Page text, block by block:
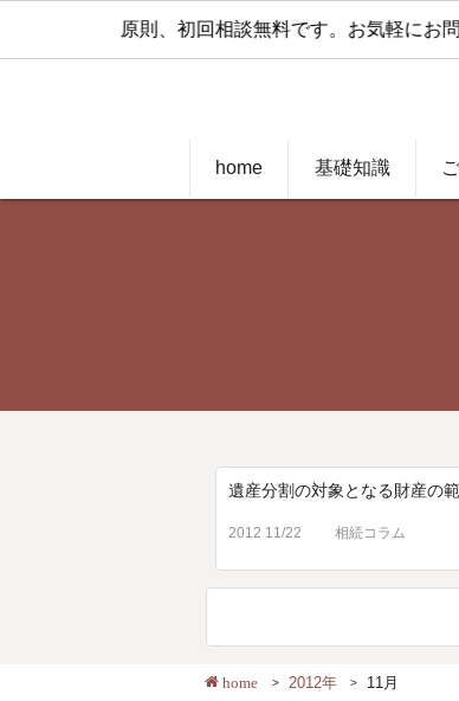
home 基礎知識
原則、初回相談無料です。お気軽にお問
遺産分割の対象となる財産の
2012 11/22 相続コラム
home 2012年 11月